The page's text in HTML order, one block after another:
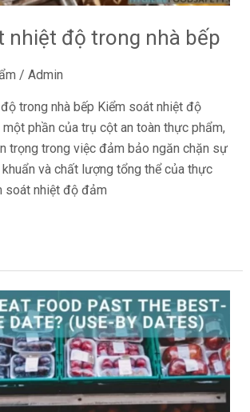
nhiệt độ trong nhà bếp
/ Admin
trong nhà bếp Kiểm soát nhiệt độ
phần của trụ cột an toàn thực phẩm,
trọng trong việc đảm bảo ngăn chặn sự
và chất lượng tổng thể của thực
soát nhiệt độ đảm